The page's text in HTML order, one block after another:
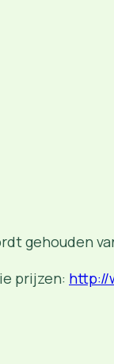
gehouden
prijzen: http://